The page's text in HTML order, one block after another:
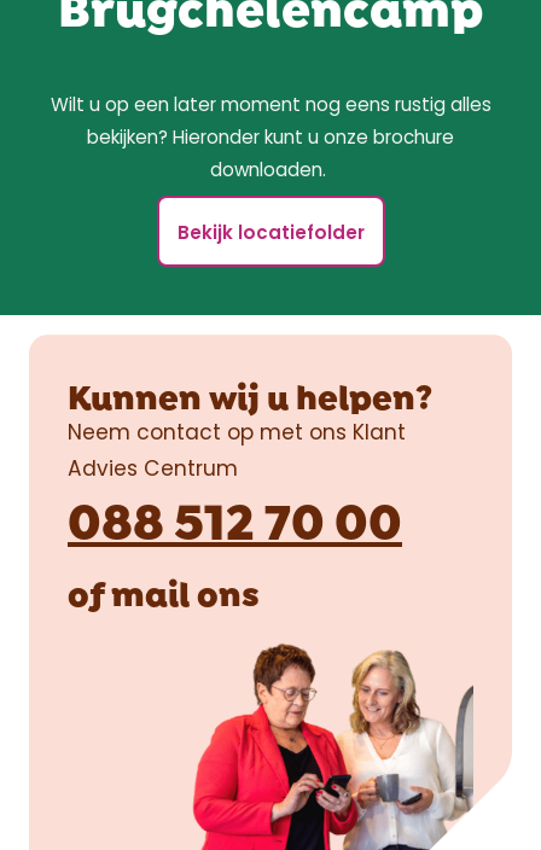
Wilt u op een later moment nog eens rustig alles
bekijken? Hieronder kunt u onze brochure
downloaden.
Bekijk locatiefolder
Kunnen wij u helpen?
Neem contact op met ons Klant
Advies Centrum
088 512 70 00
ofmailons